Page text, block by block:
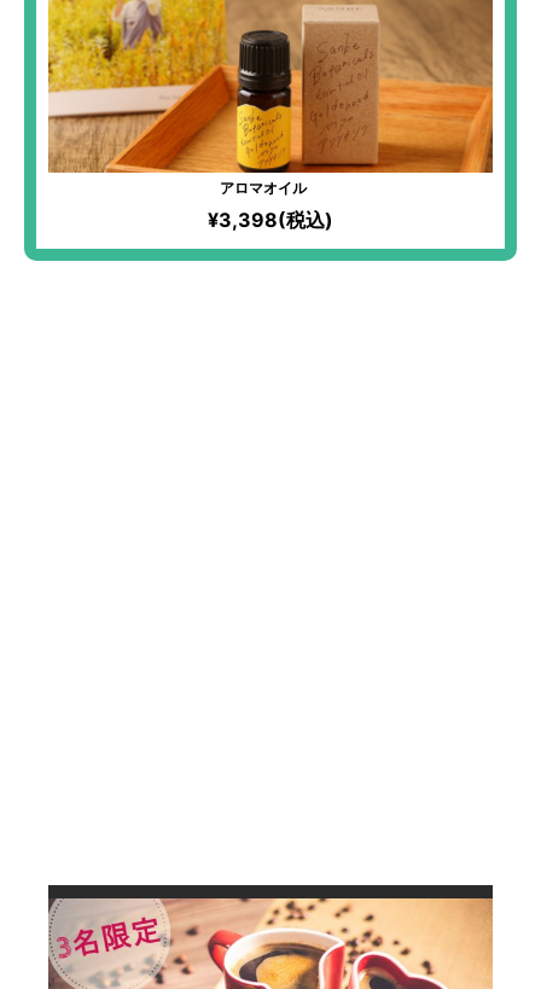
アロマオイル
¥3,398(税込)